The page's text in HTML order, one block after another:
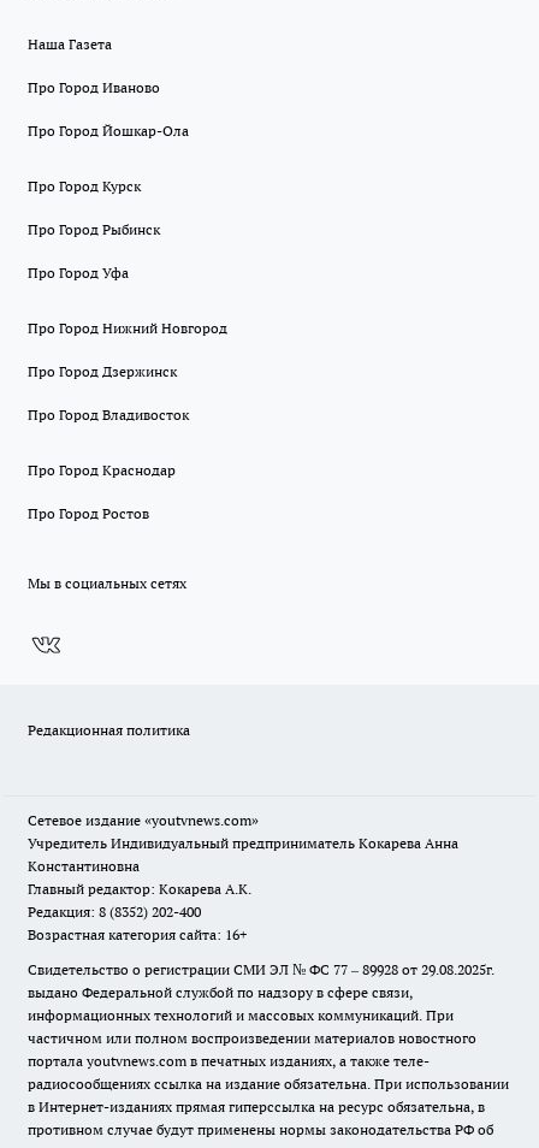
Наша Газета
Про Город Иваново
Про Город Йошкар-Ола
Про Город Курск
Про Город Рыбинск
Про Город Уфа
Про Город Нижний Новгород
Про Город Дзержинск
Про Город Владивосток
Про Город Краснодар
Про Город Ростов
Мы в социальных сетях
Редакционная политика
Сетевое издание «youtvnews.com»
Учредитель Индивидуальный предприниматель Кокарева Анна
Константиновна
Главный редактор: Кокарева А.К.
Редакция: 8 (8352) 202-400
Возрастная категория сайта: 16+
Свидетельство о регистрации СМИ ЭЛ № ФС 77 – 89928 от 29.08.2025г.
выдано Федеральной службой по надзору в сфере связи,
информационных технологий и массовых коммуникаций. При
частичном или полном воспроизведении материалов новостного
портала youtvnews.com в печатных изданиях, а также теле-
радиосообщениях ссылка на издание обязательна. При использовании
в Интернет-изданиях прямая гиперссылка на ресурс обязательна, в
противном случае будут применены нормы законодательства РФ об